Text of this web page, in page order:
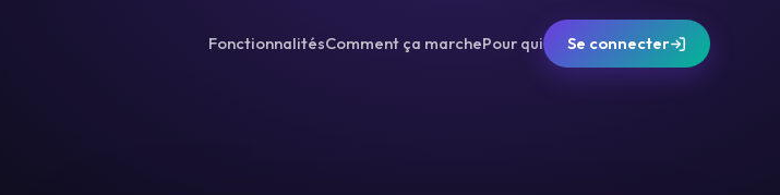
FonctionnalitésComment ça marchePour qui Se connecter